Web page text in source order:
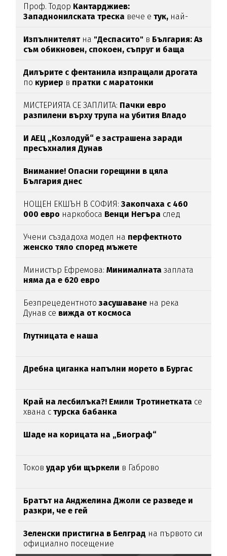
Проф. Тодор Кантарджиев:
Западнонилската треска вече етук, най-
Изпълнителятна "Деспасито" в България: Аз
съм обикновен, спокоен, съпруг и баща
Дилърите с фентанила изпращали дрогата
по куриер в пратки с маратонки
МИСТЕРИЯТА СЕ ЗАПЛИТА: Пачки евро
разпилени върху трупа на убития Владо
И АЕЦ „Козлодуй“ е застрашена заради
пресъхналия Дунав
Внимание! Опасни горещини в цяла
България днес
НОЩЕН ЕКШЪН В СОФИЯ:Закопчаха с 460
000 евро наркобоса Венци Негъра след
Учени създадоха модел на перфектното
женско тяло според мъжете
Министър Ефремова:Минималната заплата
няма да е 620 евро
Безпрецедентнотозасушаване на река
Дунав се вижда от космоса
Глутницата е наша
Дребна циганка напълни морето в Бургас
Край на лесбилъка?! Емили Тротинетката се
хвана с турска бабанка
Шаде на корицата на „Биограф“
Токовудар уби щъркели в Габрово
Братът на Анджелина Джоли се разведе и
разкри, че е гей
Зеленски пристигна в Белград на първото си
официално посещение